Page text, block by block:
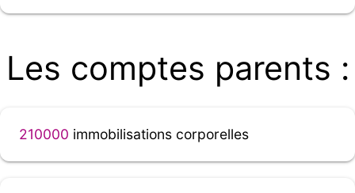
Les comptes parents :
210000 immobilisations corporelles